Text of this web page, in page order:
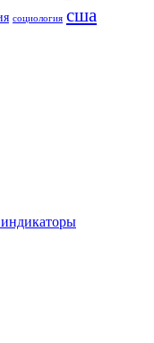
социология сша